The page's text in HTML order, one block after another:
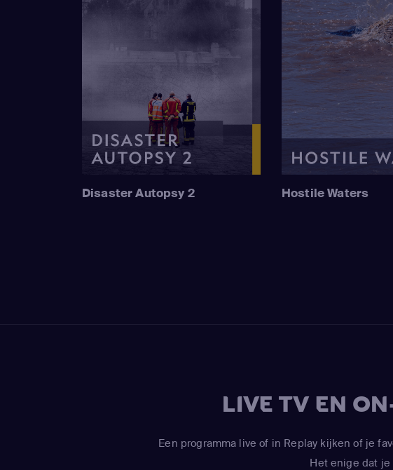
Disaster Autopsy 2 Hostile Waters
LIVE TV EN
Een programma live of in Replay kijken of je
Het enige dat